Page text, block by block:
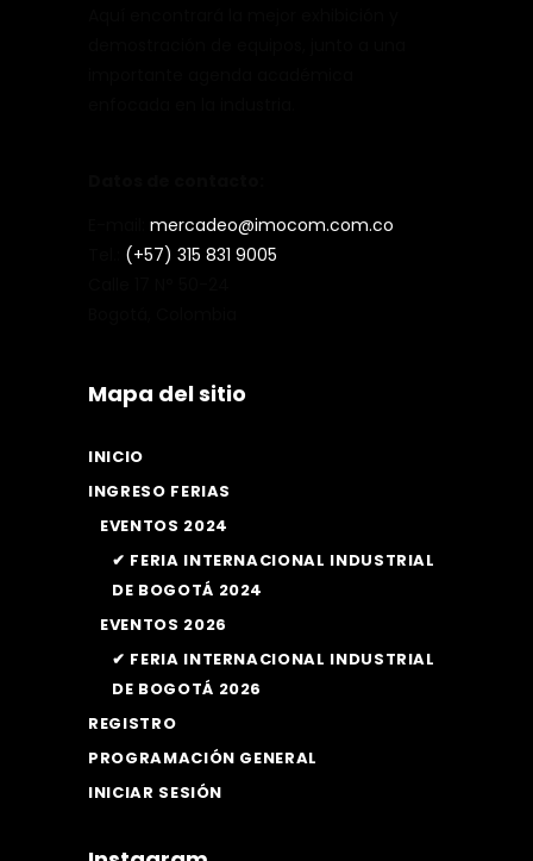
mercadeo@imocom.com.co
(+57) 315 831 9005
Mapa del sitio
INICIO
INGRESO FERIAS
EVENTOS 2024
✔ FERIA INTERNACIONAL INDUSTRIAL
DE BOGOTÁ 2024
EVENTOS 2026
✔ FERIA INTERNACIONAL INDUSTRIAL
DE BOGOTÁ 2026
REGISTRO
PROGRAMACIÓN GENERAL
INICIAR SESIÓN